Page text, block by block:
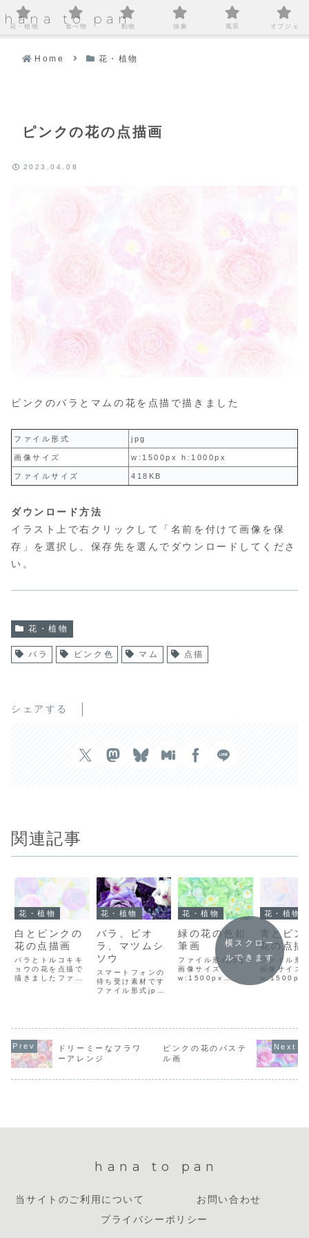
hana to pan
Home 花・植物
ピンクの花の点描画
2023.04.08
ピンクのバラとマムの花を点描で描きました
ファイル形式 jpg
画像サイズ w:1500px h:1000px
ファイルサイズ 418KB
ダウンロード方法
イラスト上で右クリックして「名前を付けて画像を保
存」を選択し、保存先を選んでダウンロードしてくださ
い。
花・植物
バラ ピンク色 マム 点描
シェアする
関連記事
花・植物
白とピンクの
花の点描画
バラとトルコキキ
ョウの花を点描で
描きましたファイ
ックして「名前を
付けて画像を保
存」を選択し、保
存先を選んでダウ
花・植物
バラ、ビオ
ラ、マツムシ
ソウ
スマートフォンの
待ち受け素材です
ファイル形式jpg
ラスト上で右クリ
ックして「名前を
付けて画像を保
存先を選んでダウ
花・植物
緑の花の色鉛
筆画
ファイル形式jpg
画像サイズ
w:1500px
h:1000pxファイ
存先を選んでダウ
ンロードしてくだ
花・植物
青とピン
花の点描
ファイル形
画像サイズ
w:1500px
存」を選択
存先を選ん
ンロードし
さい。
横スクロー
ルできます
ドリーミーなフラワ
ーアレンジ
ピンクの花のパステ
ル画
hana to pan
当サイトのご利用について
お問い合わせ
プライバシーポリシー
花・植物 食べ物 動物 抽象 風景 オブジェ